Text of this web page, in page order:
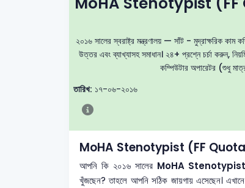
২০১৬ সালের স্বরাষ্ট্র মন্ত্রণালয় — সাঁট - মুদ্রাক্ষরিক
উত্তর এবং ব্যাখ্যাসহ সমাধান। ২৪+ প্রশ্নে চর্চা করুন,
কম্পিউটার অপারেটর (শুধু
তারিখ: ১৭-০৬-২০১৬
MoHA Stenotypist (FF
আপনি কি ২০১৬ সালের MoHA
খুঁজছেন? তাহলে আপনি সঠিক জায়গায় এসেছেন।